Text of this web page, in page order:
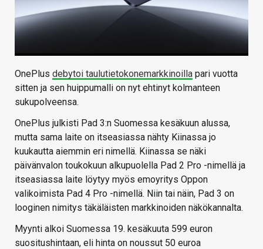
HAKU
OnePlus debytoi taulutietokonemarkkinoilla pari vuotta
sitten ja sen huippumalli on nyt ehtinyt kolmanteen
sukupolveensa.
OnePlus julkisti Pad 3:n Suomessa kesäkuun alussa,
mutta sama laite on itseasiassa nähty Kiinassa jo
kuukautta aiemmin eri nimellä. Kiinassa se näki
päivänvalon toukokuun alkupuolella Pad 2 Pro -nimellä ja
itseasiassa laite löytyy myös emoyritys Oppon
valikoimista Pad 4 Pro -nimellä. Niin tai näin, Pad 3 on
looginen nimitys täkäläisten markkinoiden näkökannalta.
Myynti alkoi Suomessa 19. kesäkuuta 599 euron
suositushintaan, eli hinta on noussut 50 euroa